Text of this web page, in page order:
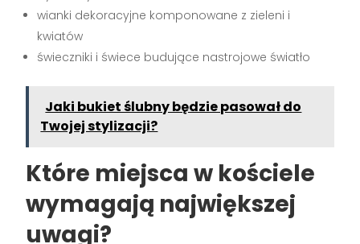
wianki dekoracyjne komponowane z zieleni i
kwiatów
świeczniki i świece budujące nastrojowe światło
Jaki bukiet ślubny będzie pasował do
Twojej stylizacji?
Które miejsca w kościele
wymagają największej
uwagi?